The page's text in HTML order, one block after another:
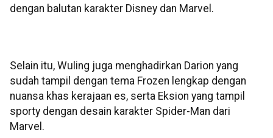
dengan balutan karakter Disney dan Marvel.
Selain itu, Wuling juga menghadirkan Darion yang
sudah tampil dengan tema Frozen lengkap dengan
nuansa khas kerajaan es, serta Eksion yang tampil
sporty dengan desain karakter Spider-Man dari
Marvel.